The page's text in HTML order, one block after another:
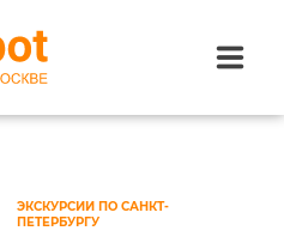
ЭКСКУРСИИ ПО САНКТ-
ПЕТЕРБУРГУ